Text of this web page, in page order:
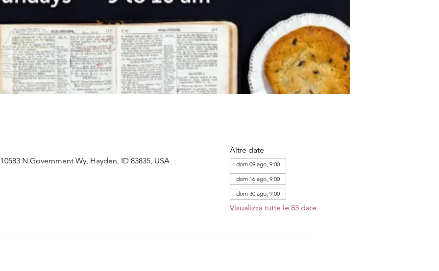
N Government Wy, Hayden, ID 83835, USA
Altre date
dom 09 ago, 9:00
dom 16 ago, 9:00
dom 30 ago, 9:00
Visualizza tutte le 83 date